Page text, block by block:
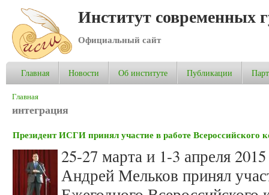
Институт современных
Официальный сайт
Главная Новости Об институте Публикации
Вы здесь
Главная
интеграция
Президент ИСГИ принял участие в работе Всероссийского
25-27 марта и 1-3 апреля
Андрей Мельков принял